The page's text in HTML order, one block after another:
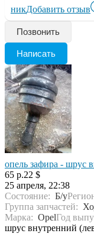
никДобавить отзыв
Позвонить
Написать
опель зафира - шрус
65 р.22 $
25 апреля, 22:38
Состояние: Б/у
Группа запчастей:
Марка: OpelГод
шрус внутренний